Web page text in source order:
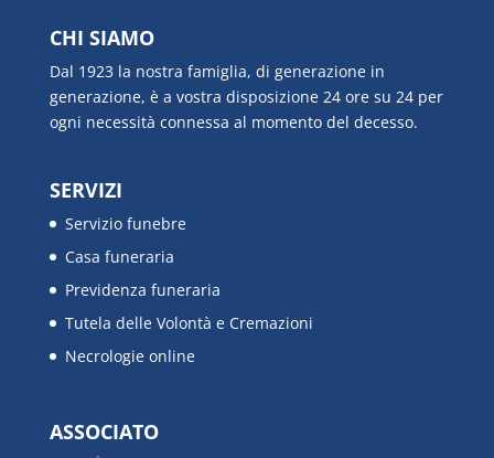
CHI SIAMO
Dal 1923 la nostra famiglia, di generazione in
generazione, è a vostra disposizione 24 ore su 24 per
ogni necessità connessa al momento del decesso.
SERVIZI
Servizio funebre
Casa funeraria
Previdenza funeraria
Tutela delle Volontà e Cremazioni
Necrologie online
ASSOCIATO